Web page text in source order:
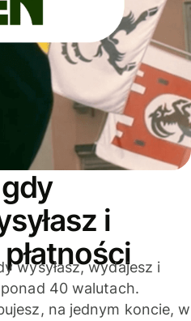
i
wysyłasz, wydajesz i
40 walutach.
na jednym koncie, w